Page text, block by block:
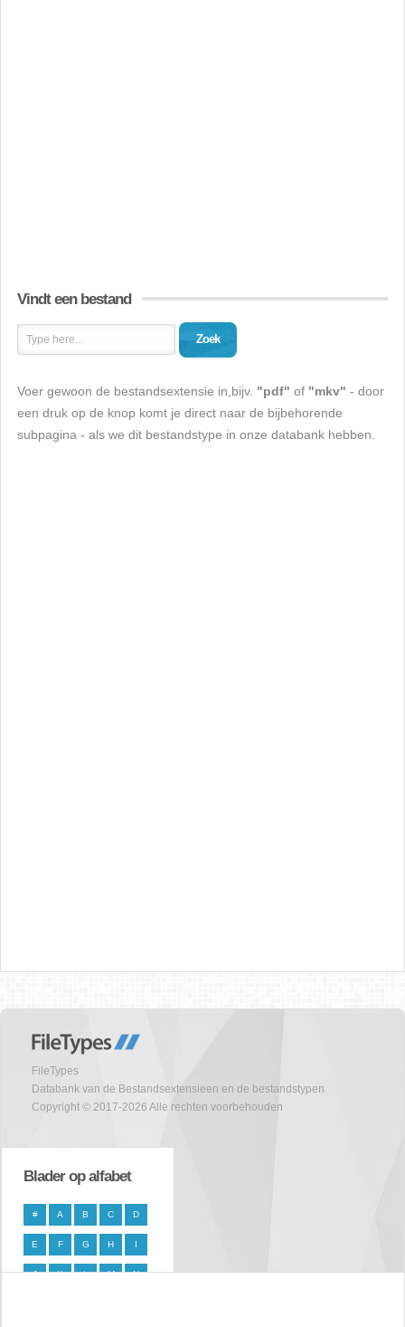
Vindt een bestand
Zoek
Voer gewoon de bestandsextensie in,bijv. "pdf" of "mkv" - door
een druk op de knop komt je direct naar de bijbehorende
subpagina - als we dit bestandstype in onze databank hebben.
FileTypes
Databank van de Bestandsextensieen en de bestandstypen
Copyright © 2017-2026 Alle rechten voorbehouden
Blader op alfabet
# A B C D
E F G H I
J K L M N